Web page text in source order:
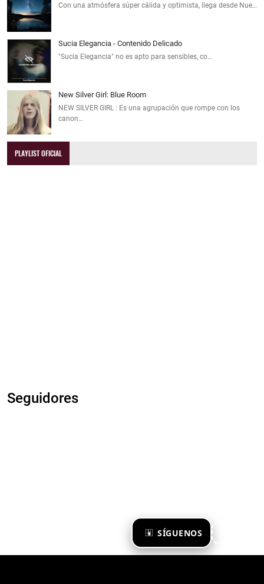
SÍGUENOS
Con una atmósfera súper cálida y optimista, llega desde Nue…
Sucia Elegancia - Contenido Delicado
"Sucia Elegancia" no es apto para sensibles, co…
New Silver Girl: Blue Room
NEW SILVER GIRL : Es una agrupación que rompe con los
canon…
PLAYLIST OFICIAL
Seguidores